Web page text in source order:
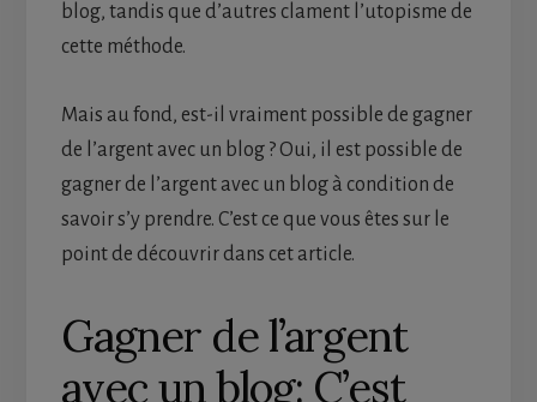
blog, tandis que d’autres clament l’utopisme de
cette méthode.
Mais au fond, est-il vraiment possible de gagner
de l’argent avec un blog ? Oui, il est possible de
gagner de l’argent avec un blog à condition de
savoir s’y prendre. C’est ce que vous êtes sur le
point de découvrir dans cet article.
Gagner de l’argent
avec un blog: C’est